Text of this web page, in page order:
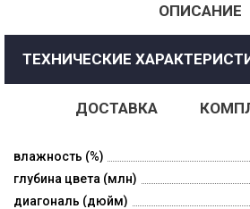
ОПИСАНИЕ
ТЕХНИЧЕСКИЕ
ДОСТАВКА
влажность (%)
глубина цвета (млн)
диагональ (дюйм)